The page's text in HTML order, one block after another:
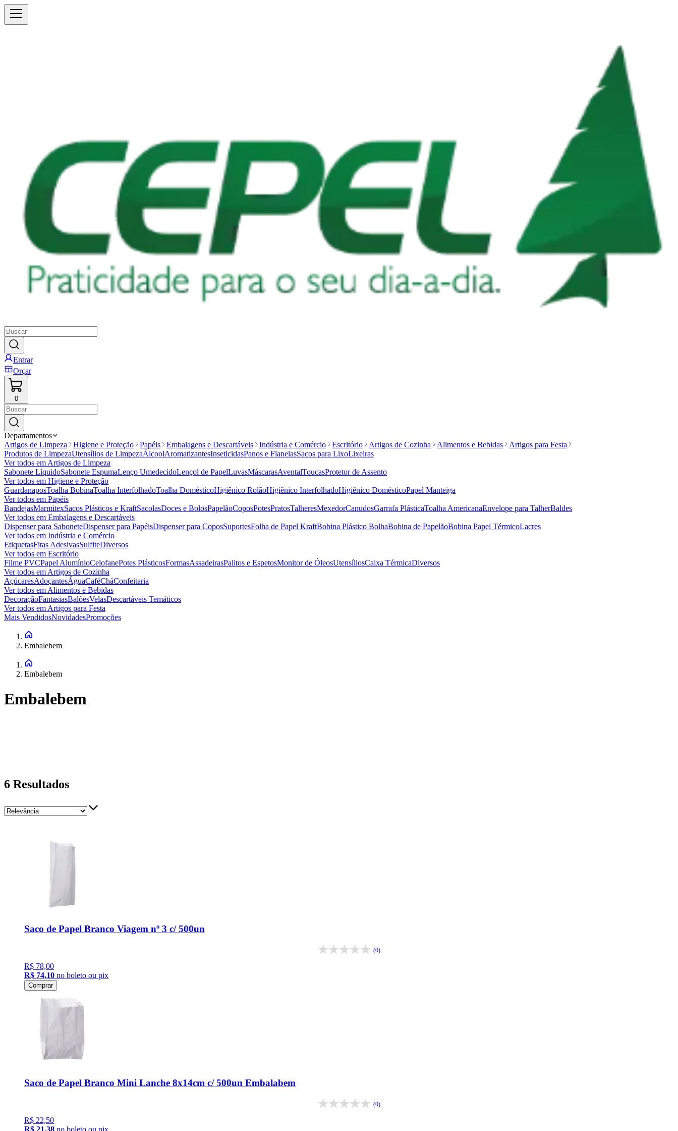
Entrar
Orçar
0
Departamentos
Artigos de Limpeza
Higiene e Proteção Papéis Embalagens e Descartáveis Indústria e Comércio Escritório Artigos de Cozinha Alimentos e Bebidas
Artigos para Festa
Produtos de LimpezaUtensílios de LimpezaÁlcoolAromatizantesInseticidasPanos e FlanelasSacos para LixoLixeiras
Ver todos emArtigos de Limpeza
Sabonete LíquidoSabonete EspumaLenço UmedecidoLençol de PapelLuvasMáscarasAventalToucasProtetor de Assento
Ver todos em Higiene e Proteção
GuardanaposToalha BobinaToalha InterfolhadoToalha DomésticoHigiênico RolãoHigiênico InterfolhadoHigiênico DomésticoPapel Manteiga
Ver todos em Papéis
BandejasMarmitexSacos Plásticos e KraftSacolasDoces e BolosPapelãoCoposPotesPratosTalheresMexedorCanudosGarrafa PlásticaToalha AmericanaEnvelope para TalherBaldes
Ver todos em Embalagens e Descartáveis
Dispenser para SaboneteDispenser para PapéisDispenser para CoposSuportesFolha de Papel KraftBobina Plástico BolhaBobina de PapelãoBobina Papel TérmicoLacres
Ver todos em Indústria e Comércio
EtiquetasFitas AdesivasSulfiteDiversos
Ver todos em Escritório
Filme PVCPapel AlumínioCelofanePotes PlásticosFormasAssadeirasPalitos e EspetosMonitor de ÓleosUtensíliosCaixa TérmicaDiversos
Ver todos emArtigos de Cozinha
AçúcaresAdoçantesÁguaCaféCháConfeitaria
Ver todos emAlimentos e Bebidas
DecoraçãoFantasiasBalõesVelasDescartáveis Temáticos
Ver todos emArtigos para Festa
Mais VendidosNovidadesPromoções
Embalebem
Embalebem
Embalebem
6 Resultados
Saco de Papel Branco Viagem nº 3 c/ 500un
(0)
R$ 78,00
R$ 74,10 no boleto ou pix
Comprar
Saco de Papel Branco Mini Lanche 8x14cm c/ 500un Embalabem
(0)
R$ 22,50
R$ 21,38 no boleto ou pix